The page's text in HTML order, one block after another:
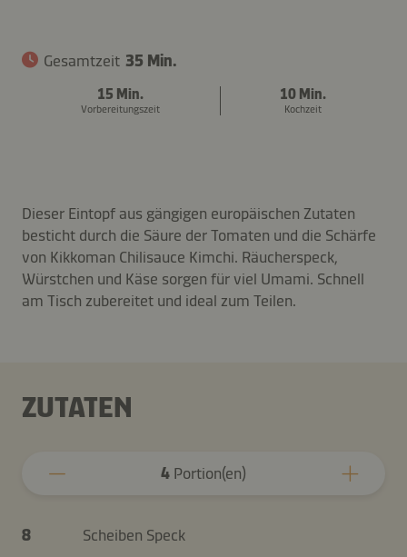
Gesamtzeit 35 Min.
15 Min.
Vorbereitungszeit
10 Min.
Kochzeit
Dieser Eintopf aus gängigen europäischen Zutaten
besticht durch die Säure der Tomaten und die Schärfe
von Kikkoman Chilisauce Kimchi. Räucherspeck,
Würstchen und Käse sorgen für viel Umami. Schnell
am Tisch zubereitet und ideal zum Teilen.
ZUTATEN
4 Portion(en)
8
Scheiben Speck